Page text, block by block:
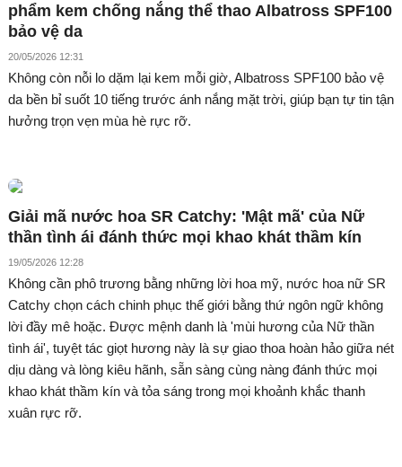
phẩm kem chống nắng thể thao Albatross SPF100
bảo vệ da
20/05/2026 12:31
Không còn nỗi lo dặm lại kem mỗi giờ, Albatross SPF100 bảo vệ
da bền bỉ suốt 10 tiếng trước ánh nắng mặt trời, giúp bạn tự tin tận
hưởng trọn vẹn mùa hè rực rỡ.
Giải mã nước hoa SR Catchy: 'Mật mã' của Nữ
thần tình ái đánh thức mọi khao khát thầm kín
19/05/2026 12:28
Không cần phô trương bằng những lời hoa mỹ, nước hoa nữ SR
Catchy chọn cách chinh phục thế giới bằng thứ ngôn ngữ không
lời đầy mê hoặc. Được mệnh danh là 'mùi hương của Nữ thần
tình ái', tuyệt tác giọt hương này là sự giao thoa hoàn hảo giữa nét
dịu dàng và lòng kiêu hãnh, sẵn sàng cùng nàng đánh thức mọi
khao khát thầm kín và tỏa sáng trong mọi khoảnh khắc thanh
xuân rực rỡ.